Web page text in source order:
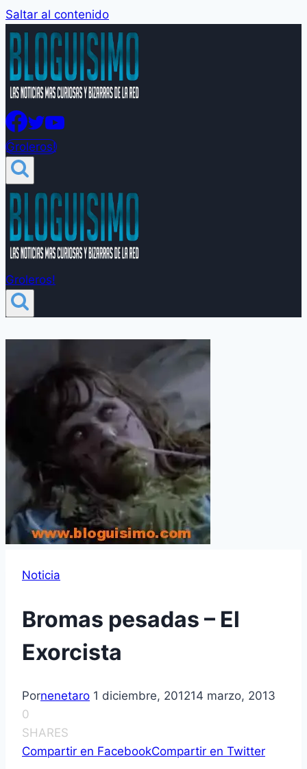
Saltar al contenido
Groleros!
Groleros!
Noticia
Bromas pesadas – El
Exorcista
Pornenetaro 1 diciembre, 201214 marzo, 2013
0
SHARES
Compartir en FacebookCompartir en Twitter